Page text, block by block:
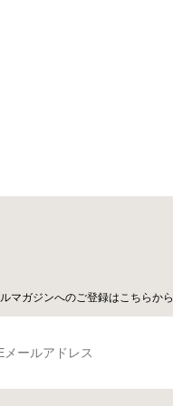
ルマガジンへのご登録はこちらから